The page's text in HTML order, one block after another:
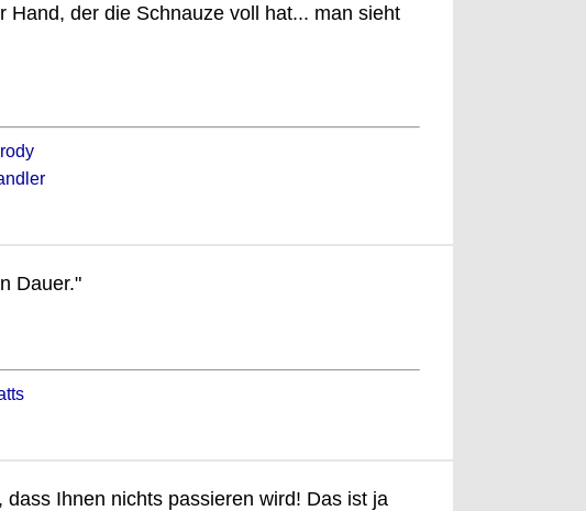
Hand, der die Schnauze voll hat... man sieht
Dauer."
dass Ihnen nichts passieren wird! Das ist ja